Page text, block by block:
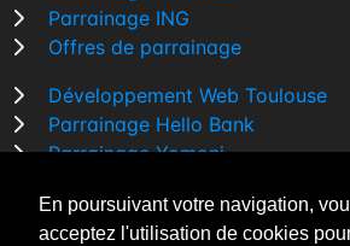
En poursuivant votre navigation,
acceptez l'utilisation de cookies
Parrainage ING
Offres de parrainage
Développement Web Toulouse
Parrainage Hello Bank
Parrainage Yomoni
Comparatif banque